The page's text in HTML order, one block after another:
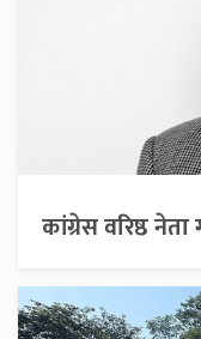
कांग्रेस वरिष्ठ